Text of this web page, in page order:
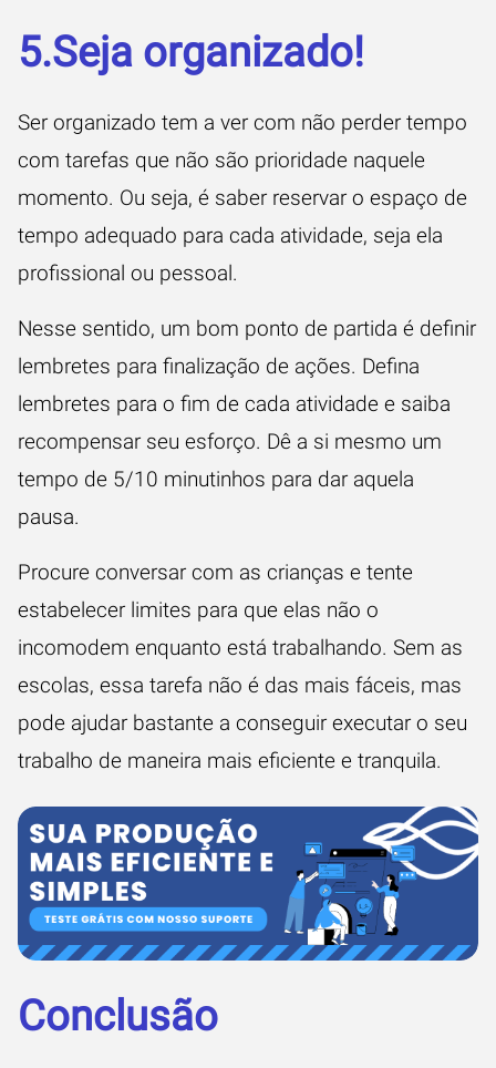
5.Seja organizado!
Ser organizado tem a ver com não perder tempo
com tarefas que não são prioridade naquele
momento. Ou seja, é saber reservar o espaço de
tempo adequado para cada atividade, seja ela
profissional ou pessoal.
Nesse sentido, um bom ponto de partida é definir
lembretes para finalização de ações. Defina
lembretes para o fim de cada atividade e saiba
recompensar seu esforço. Dê a si mesmo um
tempo de 5/10 minutinhos para dar aquela
pausa.
Procure conversar com as crianças e tente
estabelecer limites para que elas não o
incomodem enquanto está trabalhando. Sem as
escolas, essa tarefa não é das mais fáceis, mas
pode ajudar bastante a conseguir executar o seu
trabalho de maneira mais eficiente e tranquila.
Conclusão